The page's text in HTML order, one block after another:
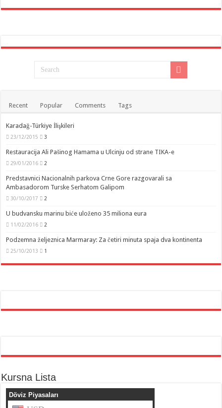
Recent Popular Comments Tags
Karadağ-Türkiye İlişkileri
23/12/2015 3
Restauracija Ali Pašinog Hamama u Ulcinju od strane TIKA-e
29/01/2016 2
Predstavnici Nacionalnih parkova Crne Gore razgovarali sa
Ambasadorom Turske Serhatom Galipom
30/10/2017 2
U budvansku marinu biće uloženo 35 miliona eura
11/02/2016 2
Podzemna željeznica Marmaray: Za četiri minuta spaja dva kontinenta
25/10/2013 1
Kursna Lista